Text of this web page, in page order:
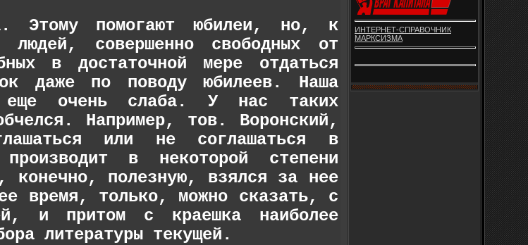
Этому помогают юбилеи, но, к
совершенно свободных от
в достаточной мере отдаться
даже по поводу юбилеев. Наша
еще очень слаба. У нас таких
Например, тов. Воронский,
или не соглашаться в
в некоторой степени
конечно, полезную, взялся за нее
время, только, можно сказать, с
и притом с краешка наиболее
литературы текущей.
ИНТЕРНЕТ-СПРАВОЧНИК
МАРКСИЗМА